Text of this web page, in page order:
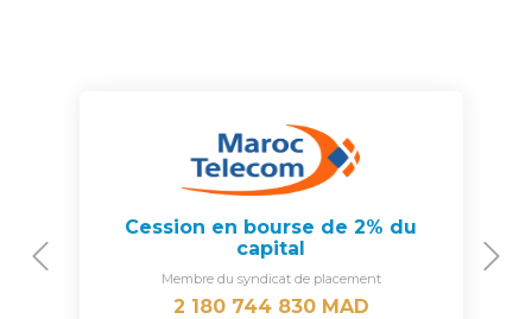
Cession en bourse de 2% du
capital
Membre du syndicat de placement
2 180 744 830 MAD
Previous